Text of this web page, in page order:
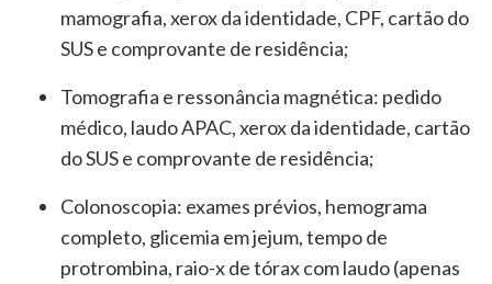
mamografia, xerox da identidade, CPF, cartão do
SUS e comprovante de residência;
Tomografia e ressonância magnética: pedido
médico, laudo APAC, xerox da identidade, cartão
do SUS e comprovante de residência;
Colonoscopia: exames prévios, hemograma
completo, glicemia em jejum, tempo de
protrombina, raio-x de tórax com laudo (apenas